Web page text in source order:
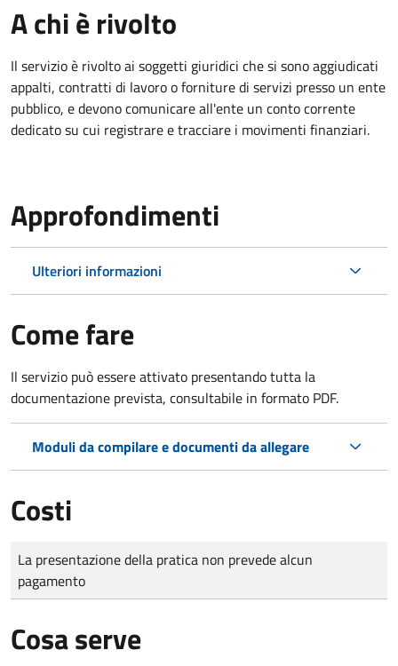
A chi è rivolto
Il servizio è rivolto ai soggetti giuridici che si sono aggiudicati
appalti, contratti di lavoro o forniture di servizi presso un ente
pubblico, e devono comunicare all'ente un conto corrente
dedicato su cui registrare e tracciare i movimenti finanziari.
Approfondimenti
Ulteriori informazioni
Come fare
Il servizio può essere attivato presentando tutta la
documentazione prevista, consultabile in formato PDF.
Moduli da compilare e documenti da allegare
Costi
Tipo di pagamento
Importo
La presentazione della pratica non prevede alcun
pagamento
Cosa serve